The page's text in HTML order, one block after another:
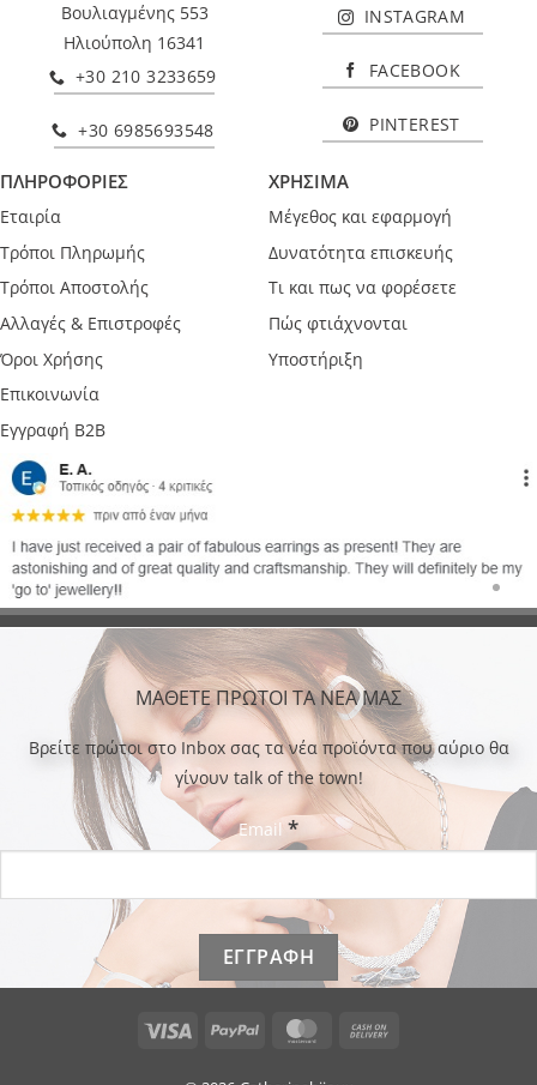
Βουλιαγμένης 553
Ηλιούπολη 16341
+30 210 3233659
+30 6985693548
INSTAGRAM
FACEBOOK
PINTEREST
ΠΛΗΡΟΦΟΡΙΕΣ
Εταιρία
Τρόποι Πληρωμής
Τρόποι Αποστολής
Αλλαγές & Επιστροφές
Όροι Χρήσης
Επικοινωνία
Εγγραφή B2B
ΧΡΗΣΙΜΑ
Μέγεθος και εφαρμογή
Δυνατότητα επισκευής
Τι και πως να φορέσετε
Πώς φτιάχνονται
Υποστήριξη
ΜΑΘΕΤΕ ΠΡΩΤΟΙ ΤΑ ΝΕΑ ΜΑΣ
Bρείτε πρώτοι στο Inbox σας τα νέα προϊόντα που αύριο θα
γίνουν talk of the town!
Email *
Visa PayPal MasterCard